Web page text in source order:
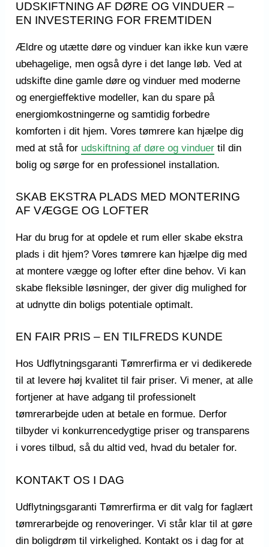
UDSKIFTNING AF DØRE OG VINDUER –
EN INVESTERING FOR FREMTIDEN
Ældre og utætte døre og vinduer kan ikke kun være
ubehagelige, men også dyre i det lange løb. Ved at
udskifte dine gamle døre og vinduer med moderne
og energieffektive modeller, kan du spare på
energiomkostningerne og samtidig forbedre
komforten i dit hjem. Vores tømrere kan hjælpe dig
med at stå for udskiftning af døre og vinduer til din
bolig og sørge for en professionel installation.
SKAB EKSTRA PLADS MED MONTERING
AF VÆGGE OG LOFTER
Har du brug for at opdele et rum eller skabe ekstra
plads i dit hjem? Vores tømrere kan hjælpe dig med
at montere vægge og lofter efter dine behov. Vi kan
skabe fleksible løsninger, der giver dig mulighed for
at udnytte din boligs potentiale optimalt.
EN FAIR PRIS – EN TILFREDS KUNDE
Hos Udflytningsgaranti Tømrerfirma er vi dedikerede
til at levere høj kvalitet til fair priser. Vi mener, at alle
fortjener at have adgang til professionelt
tømrerarbejde uden at betale en formue. Derfor
tilbyder vi konkurrencedygtige priser og transparens
i vores tilbud, så du altid ved, hvad du betaler for.
KONTAKT OS I DAG
Udflytningsgaranti Tømrerfirma er dit valg for faglært
tømrerarbejde og renoveringer. Vi står klar til at gøre
din boligdrøm til virkelighed. Kontakt os i dag for at